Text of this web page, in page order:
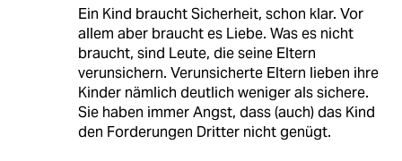
Ein Kind braucht Sicherheit, schon klar. Vor
allem aber braucht es Liebe. Was es nicht
braucht, sind Leute, die seine Eltern
verunsichern. Verunsicherte Eltern lieben ihre
Kinder nämlich deutlich weniger als sichere.
Sie haben immer Angst, dass (auch) das Kind
den Forderungen Dritter nicht genügt.